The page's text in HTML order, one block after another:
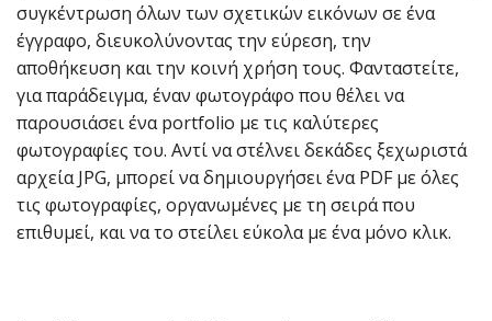
συγκέντρωση όλων των σχετικών εικόνων σε ένα
έγγραφο, διευκολύνοντας την εύρεση, την
αποθήκευση και την κοινή χρήση τους. Φανταστείτε,
για παράδειγμα, έναν φωτογράφο που θέλει να
παρουσιάσει ένα portfolio με τις καλύτερες
φωτογραφίες του. Αντί να στέλνει δεκάδες ξεχωριστά
αρχεία JPG, μπορεί να δημιουργήσει ένα PDF με όλες
τις φωτογραφίες, οργανωμένες με τη σειρά που
επιθυμεί, και να το στείλει εύκολα με ένα μόνο κλικ.